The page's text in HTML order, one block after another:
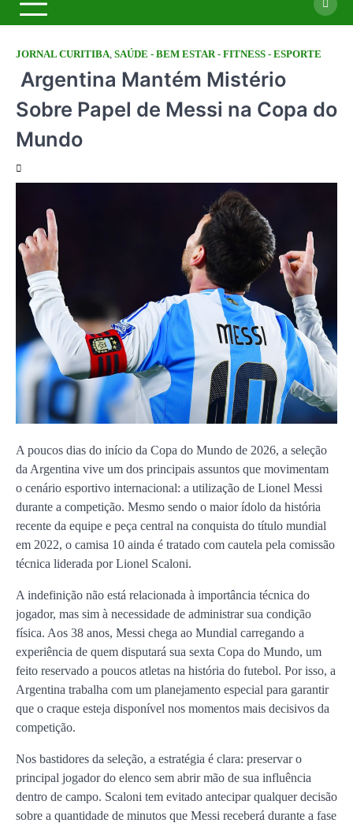
JORNAL CURITIBA, SAÚDE - BEM ESTAR - FITNESS - ESPORTE
Argentina Mantém Mistério
Sobre Papel de Messi na Copa do
Mundo
A poucos dias do início da Copa do Mundo de 2026, a seleção
da Argentina vive um dos principais assuntos que movimentam
o cenário esportivo internacional: a utilização de Lionel Messi
durante a competição. Mesmo sendo o maior ídolo da história
recente da equipe e peça central na conquista do título mundial
em 2022, o camisa 10 ainda é tratado com cautela pela comissão
técnica liderada por Lionel Scaloni.
A indefinição não está relacionada à importância técnica do
jogador, mas sim à necessidade de administrar sua condição
física. Aos 38 anos, Messi chega ao Mundial carregando a
experiência de quem disputará sua sexta Copa do Mundo, um
feito reservado a poucos atletas na história do futebol. Por isso, a
Argentina trabalha com um planejamento especial para garantir
que o craque esteja disponível nos momentos mais decisivos da
competição.
Nos bastidores da seleção, a estratégia é clara: preservar o
principal jogador do elenco sem abrir mão de sua influência
dentro de campo. Scaloni tem evitado antecipar qualquer decisão
sobre a quantidade de minutos que Messi receberá durante a fase